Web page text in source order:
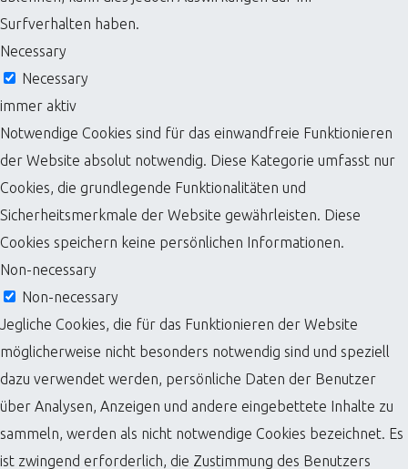
Surfverhalten haben.
Necessary
Necessary
immer aktiv
Notwendige Cookies sind für das einwandfreie Funktionieren
der Website absolut notwendig. Diese Kategorie umfasst nur
Cookies, die grundlegende Funktionalitäten und
Sicherheitsmerkmale der Website gewährleisten. Diese
Cookies speichern keine persönlichen Informationen.
Non-necessary
Non-necessary
Jegliche Cookies, die für das Funktionieren der Website
möglicherweise nicht besonders notwendig sind und speziell
dazu verwendet werden, persönliche Daten der Benutzer
über Analysen, Anzeigen und andere eingebettete Inhalte zu
sammeln, werden als nicht notwendige Cookies bezeichnet. Es
ist zwingend erforderlich, die Zustimmung des Benutzers